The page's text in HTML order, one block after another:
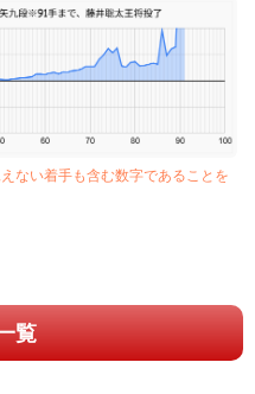
ない着手も含む数字であることを
覧